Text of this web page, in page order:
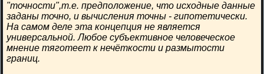
"точности",т.е. предположение, что исходные данные
заданы точно, и вычисления точны - гипотетически.
На самом деле эта концепция не является
универсальной. Любое субъективное человеческое
мнение тяготеет к нечёткости и размытости
границ.